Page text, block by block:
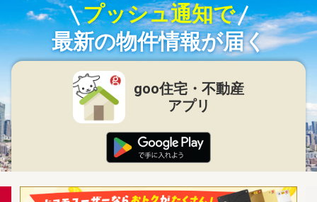
プッシュ通知で
最新の物件情報が届く
goo住宅・不動産
アプリ